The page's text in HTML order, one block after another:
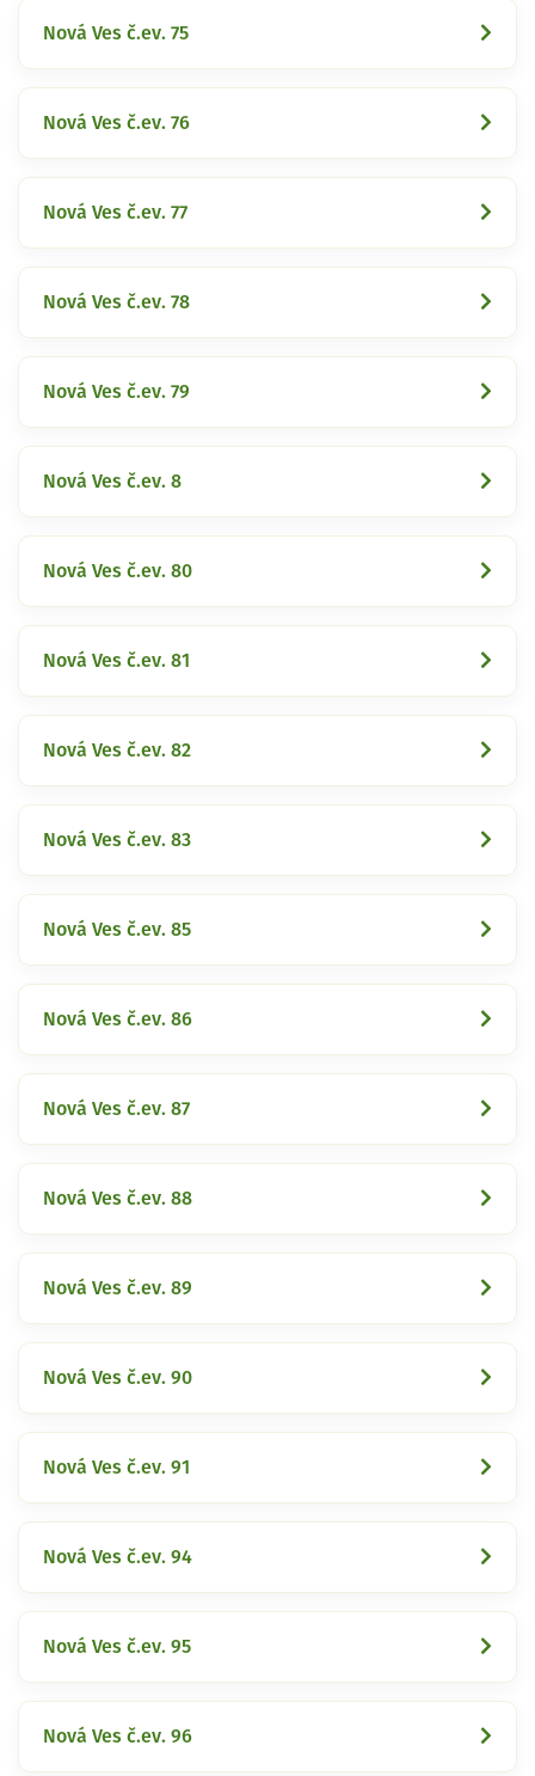
Nová Ves č.ev. 75
Nová Ves č.ev. 76
Nová Ves č.ev. 77
Nová Ves č.ev. 78
Nová Ves č.ev. 79
Nová Ves č.ev. 8
Nová Ves č.ev. 80
Nová Ves č.ev. 81
Nová Ves č.ev. 82
Nová Ves č.ev. 83
Nová Ves č.ev. 85
Nová Ves č.ev. 86
Nová Ves č.ev. 87
Nová Ves č.ev. 88
Nová Ves č.ev. 89
Nová Ves č.ev. 90
Nová Ves č.ev. 91
Nová Ves č.ev. 94
Nová Ves č.ev. 95
Nová Ves č.ev. 96